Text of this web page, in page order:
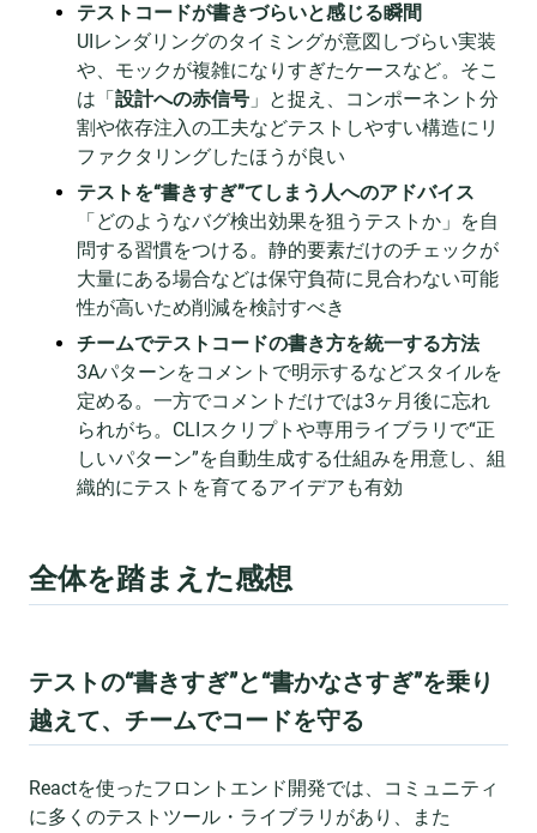
テストコードが書きづらいと感じる瞬間
UIレンダリングのタイミングが意図しづらい実装
や、モックが複雑になりすぎたケースなど。そこ
は「 設計への赤信号 」と捉え、コンポーネント分
割や依存注入の工夫などテストしやすい構造にリ
ファクタリングしたほうが良い
テストを“書きすぎ”てしまう人へのアドバイス
「どのようなバグ検出効果を狙うテストか」を自
問する習慣をつける。静的要素だけのチェックが
大量にある場合などは保守負荷に見合わない可能
性が高いため削減を検討すべき
チームでテストコードの書き方を統一する方法
3Aパターンをコメントで明示するなどスタイルを
定める。一方でコメントだけでは3ヶ月後に忘れ
られがち。CLIスクリプトや専用ライブラリで“正
しいパターン”を自動生成する仕組みを用意し、組
織的にテストを育てるアイデアも有効
全体を踏まえた感想
テストの“書きすぎ”と“書かなさすぎ”を乗り
越えて、チームでコードを守る
Reactを使ったフロントエンド開発では、コミュニティ
に多くのテストツール・ライブラリがあり、また